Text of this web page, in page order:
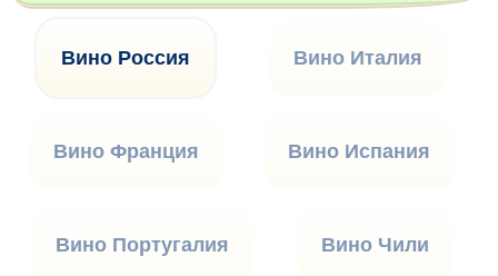
Вино Италия
Вино Франция Вино Испания
Вино Россия
Вино Португалия Вино Чили